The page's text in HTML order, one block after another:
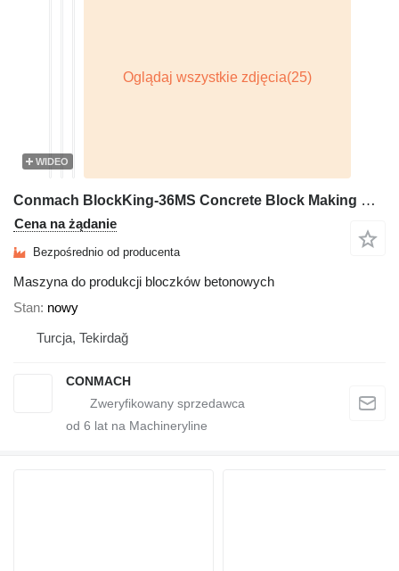
WIDEO
Conmach BlockKing-36MS Concrete Block Making Machine-12.000 units/shift
Cena na żądanie
Bezpośrednio od producenta
Maszyna do produkcji bloczków betonowych
Stan nowy
Turcja, Tekirdağ
CONMACH
od 6 lat na Machineryline